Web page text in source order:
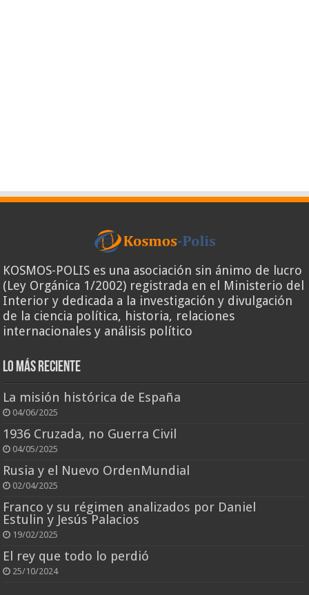
KOSMOS-POLIS es una asociación sin ánimo de lucro
(Ley Orgánica 1/2002) registrada en el Ministerio del
Interior y dedicada a la investigación y divulgación
de la ciencia política, historia, relaciones
internacionales y análisis político
Lo más reciente
La misión histórica de España
04/06/2025
1936 Cruzada, no Guerra Civil
04/05/2025
Rusia y el Nuevo OrdenMundial
02/04/2025
Franco y su régimen analizados por Daniel
Estulin y Jesús Palacios
19/02/2025
El rey que todo lo perdió
25/10/2024